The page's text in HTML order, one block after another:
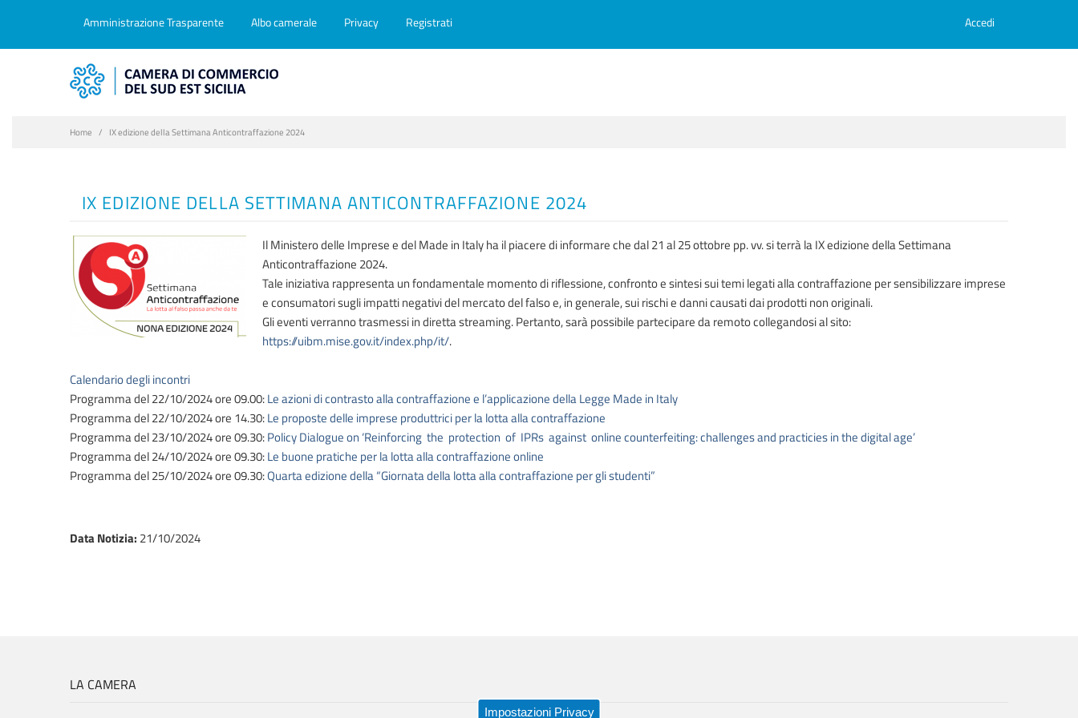
Amministrazione Trasparente Albo camerale Privacy Registrati Accedi
Home IX edizione della Settimana Anticontraffazione 2024
IX EDIZIONE DELLA SETTIMANA ANTICONTRAFFAZIONE 2024
Il Ministero delle Imprese e del Made in Italy ha il piacere di informare che dal 21 al 25 ottobre pp. vv. si terrà la IX edizione della Settimana
Anticontraffazione 2024.
Tale iniziativa rappresenta un fondamentale momento di riflessione, confronto e sintesi sui temi legati alla contraffazione per sensibilizzare imprese
e consumatori sugli impatti negativi del mercato del falso e, in generale, sui rischi e danni causati dai prodotti non originali.
Gli eventi verranno trasmessi in diretta streaming. Pertanto, sarà possibile partecipare da remoto collegandosi al sito:
https://uibm.mise.gov.it/index.php/it/.
Calendario degli incontri
Programma del 22/10/2024 ore 09.00:Le azioni di contrasto alla contraffazione e l’applicazione della Legge Made in Italy
Programma del 22/10/2024 ore 14.30:Le proposte delle imprese produttrici per la lotta alla contraffazione
Programma del 23/10/2024 ore 09.30:Policy Dialogue on ‘Reinforcing the protection of IPRs against online counterfeiting: challenges and practicies in the digital age’
Programma del 24/10/2024 ore 09.30:Le buone pratiche per la lotta alla contraffazione online
Programma del 25/10/2024 ore 09.30:Quarta edizione della “Giornata della lotta alla contraffazione per gli studenti”
Data Notizia: 21/10/2024
LA CAMERA
Impostazioni Privacy